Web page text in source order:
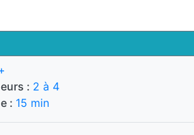
: 2 à 4
: 15 min